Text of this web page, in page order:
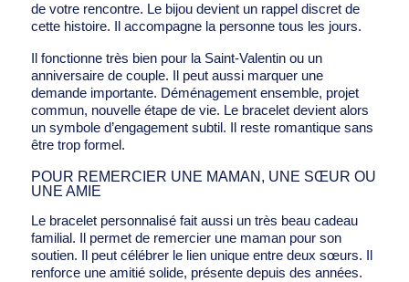
de votre rencontre. Le bijou devient un rappel discret de
cette histoire. Il accompagne la personne tous les jours.
Il fonctionne très bien pour la Saint-Valentin ou un
anniversaire de couple. Il peut aussi marquer une
demande importante. Déménagement ensemble, projet
commun, nouvelle étape de vie. Le bracelet devient alors
un symbole d’engagement subtil. Il reste romantique sans
être trop formel.
POUR REMERCIER UNE MAMAN, UNE SŒUR OU
UNE AMIE
Le bracelet personnalisé fait aussi un très beau cadeau
familial. Il permet de remercier une maman pour son
soutien. Il peut célébrer le lien unique entre deux sœurs. Il
renforce une amitié solide, présente depuis des années.